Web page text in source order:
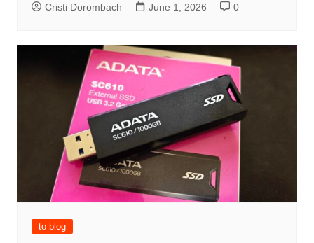
Cristi Dorombach June 1, 2026 0
to blog